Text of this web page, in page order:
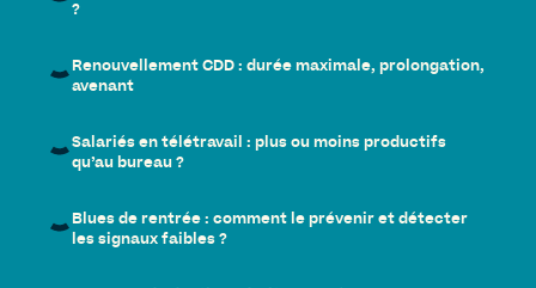
?
Renouvellement CDD : durée maximale, prolongation,
avenant
Salariés en télétravail : plus ou moins productifs
qu’au bureau ?
Blues de rentrée : comment le prévenir et détecter
les signaux faibles ?